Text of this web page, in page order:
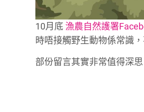
10月底 漁農自然護署
時唔接觸野生動物係常識
部份留言其實非常值得深